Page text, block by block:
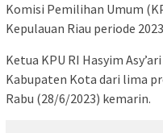
Komisi Pemilihan Umum
Kepulauan Riau periode
Ketua KPU RI Hasyim
Kabupaten Kota dari lima
Rabu (28/6/2023) kemarin.